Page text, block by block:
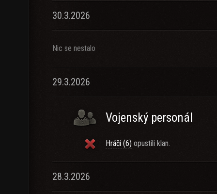
30.3.2026
Nic se nestalo
29.3.2026
Vojenský personál
Hráči (6) opustili klan.
28.3.2026